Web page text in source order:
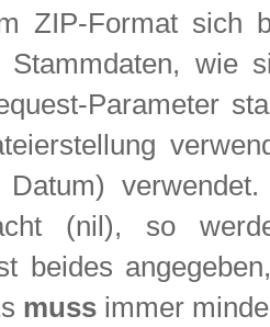
ZIP-Format sich
Stammdaten, wie
Parameter
(nil), so
beides
muss immer